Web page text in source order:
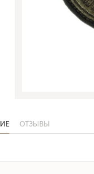
ОТЗЫВЫ